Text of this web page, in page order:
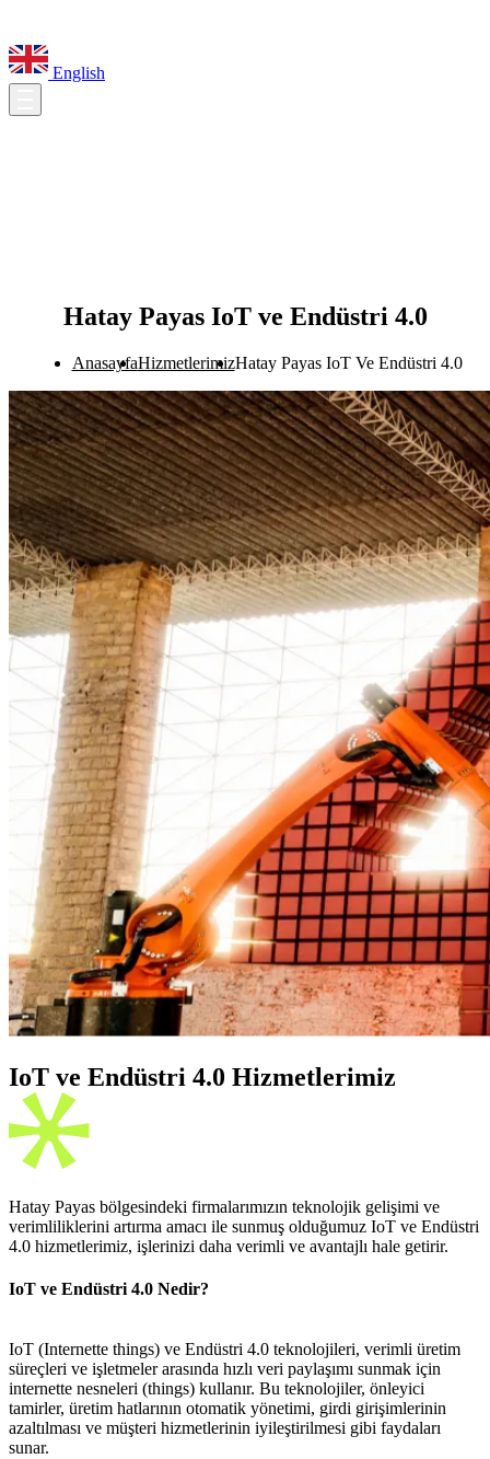
English
Hatay Payas IoT ve Endüstri 4.0
AnasayfaHizmetlerimizHatay Payas IoT Ve Endüstri 4.0
IoT ve Endüstri 4.0 Hizmetlerimiz
Hatay Payas bölgesindeki firmalarımızın teknolojik gelişimi ve
verimliliklerini artırma amacı ile sunmuş olduğumuz IoT ve Endüstri
4.0 hizmetlerimiz, işlerinizi daha verimli ve avantajlı hale getirir.
IoT ve Endüstri 4.0 Nedir?
IoT (Internette things) ve Endüstri 4.0 teknolojileri, verimli üretim
süreçleri ve işletmeler arasında hızlı veri paylaşımı sunmak için
internette nesneleri (things) kullanır. Bu teknolojiler, önleyici
tamirler, üretim hatlarının otomatik yönetimi, girdi girişimlerinin
azaltılması ve müşteri hizmetlerinin iyileştirilmesi gibi faydaları
sunar.